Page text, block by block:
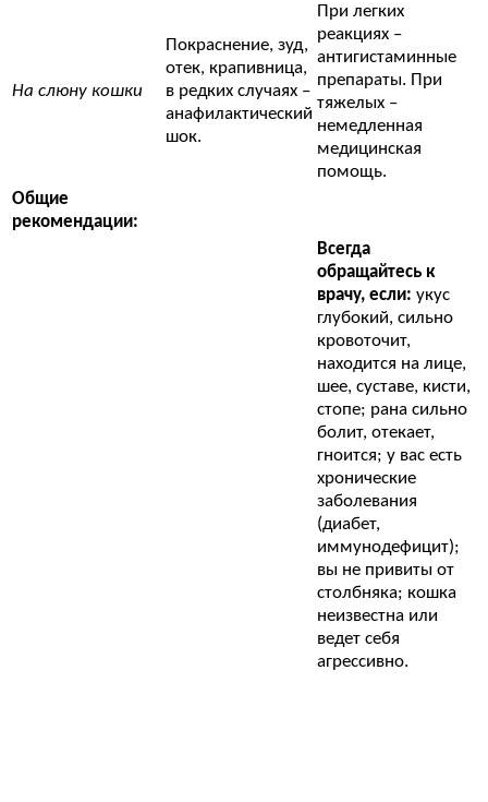
На слюну кошки
Покраснение, зуд,
отек, крапивница,
в редких случаях –
анафилактический
шок.
При легких
реакциях –
антигистаминные
препараты. При
тяжелых –
немедленная
медицинская
помощь.
Общие
рекомендации:
Всегда
обращайтесь к
врачу, если: укус
глубокий, сильно
кровоточит,
находится на лице,
шее, суставе, кисти,
стопе; рана сильно
болит, отекает,
гноится; у вас есть
хронические
заболевания
(диабет,
иммунодефицит);
вы не привиты от
столбняка; кошка
неизвестна или
ведет себя
агрессивно.